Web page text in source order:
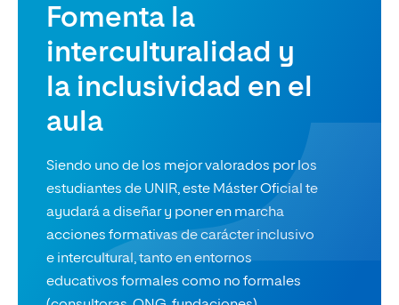
Fomenta la
interculturalidad y
la inclusividad en el
aula
Siendo uno de los mejor valorados por los
estudiantes de UNIR, este Máster Oficial te
ayudará a diseñar y poner en marcha
acciones formativas de carácter inclusivo
e intercultural, tanto en entornos
educativos formales como no formales